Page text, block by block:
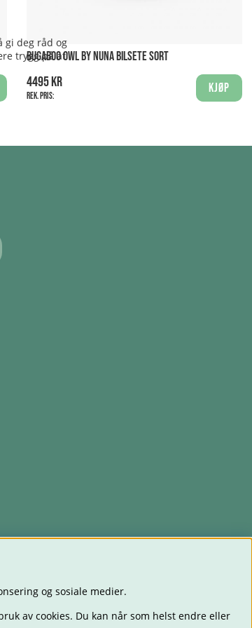
gi deg råd og
trygg på at
BUGABOO OWL BY NUNA BILSETE SORT
4495 kr
Rek. pris:
Kjøp
og sosiale medier.
av cookies. Du kan når som helst endre eller